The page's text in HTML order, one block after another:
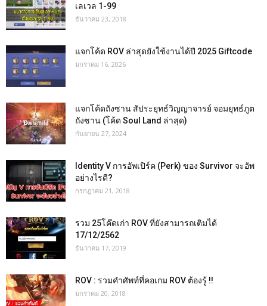
เลเวล 1-99
ธันวาคม 23, 2018
แจกโค้ด ROV ล่าสุดยังใช้งานได้ปี 2025 Giftcode
มกราคม 16, 2026
แจกโค้ดถังซาน สัประยุทธ์วิญญาจารย์ จอมยุทธ์ภูต
ถังซาน (โค้ด Soul Land ล่าสุด)
กันยายน 27, 2024
Identity V การอัพเปิร์ค (Perk) ของ Survivor จะอัพ
อย่างไรดี?
กรกฎาคม 21, 2018
รวม 25โค๊ดเก่า ROV ที่ยังสามารถเติมได้
17/12/2562
ธันวาคม 17, 2019
ROV : รวมคำศัพท์ที่คอเกม ROV ต้องรู้ !!
มกราคม 20, 2018